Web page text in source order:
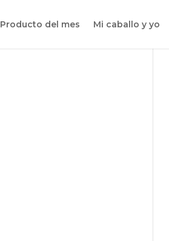
Producto del mes Mi caballo y yo